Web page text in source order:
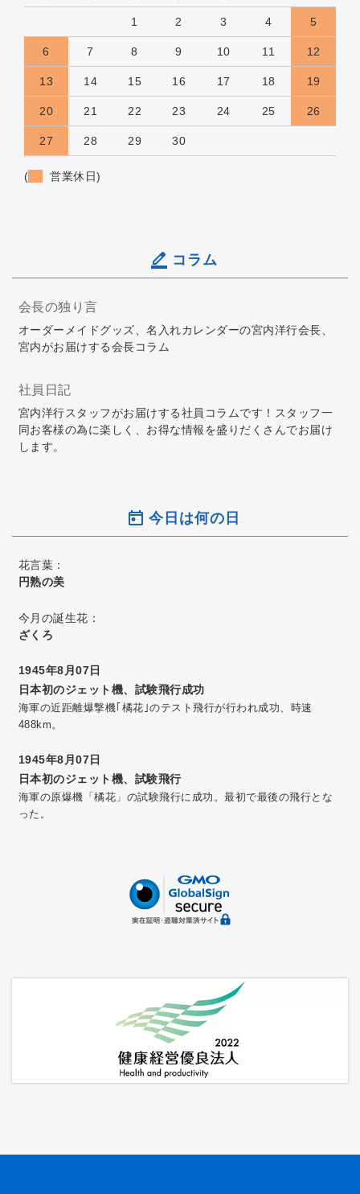
1 2 3 4 5
6 7 8 9 10 11 12
13 14 15 16 17 18 19
20 21 22 23 24 25 26
27 28 29 30
( 営業休日)
コラム
会長の独り言
オーダーメイドグッズ、名入れカレンダーの宮内洋行会長、
宮内がお届けする会長コラム
社員日記
宮内洋行スタッフがお届けする社員コラムです！スタッフ一
同お客様の為に楽しく、お得な情報を盛りだくさんでお届け
します。
今日は何の日
花言葉：
円熟の美
今月の誕生花：
ざくろ
1945年8月07日
日本初のジェット機、試験飛行成功
海軍の近距離爆撃機｢橘花｣のテスト飛行が行われ成功、時速
488km。
1945年8月07日
日本初のジェット機、試験飛行
海軍の原爆機「橘花」の試験飛行に成功。最初で最後の飛行とな
った。